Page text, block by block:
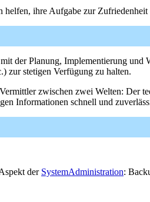
helfen, ihre Aufgabe zur
der Planung, Implementierung und
zur stetigen Verfügung zu halten.
zwischen zwei Welten: Der
Informationen schnell und
der SystemAdministration: